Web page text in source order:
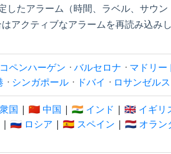
したアラーム（時間、ラベル、サウ
アクティブなアラームを再読み込みし
コペンハーゲン · バルセロナ · マドリー
· シンガポール · ドバイ · ロサンゼルス
国 | 🇨🇳 中国 | 🇮🇳 インド | 🇬🇧 イギリ
| 🇷🇺 ロシア | 🇪🇸 スペイン | 🇳🇱 オラン